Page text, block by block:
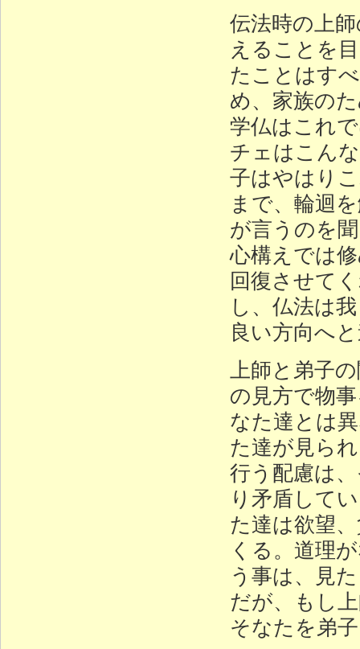
伝法時の上
えることを
たことはす
め、家族の
学仏はこれ
チェはこん
子はやはり
まで、輪迴
が言うのを
心構えでは
回復させて
し、仏法は
良い方向へ
上師と弟子
の見方で物
なた達とは
た達が見ら
行う配慮は
り矛盾して
た達は欲望
くる。道理
う事は、見
だが、もし
そなたを弟